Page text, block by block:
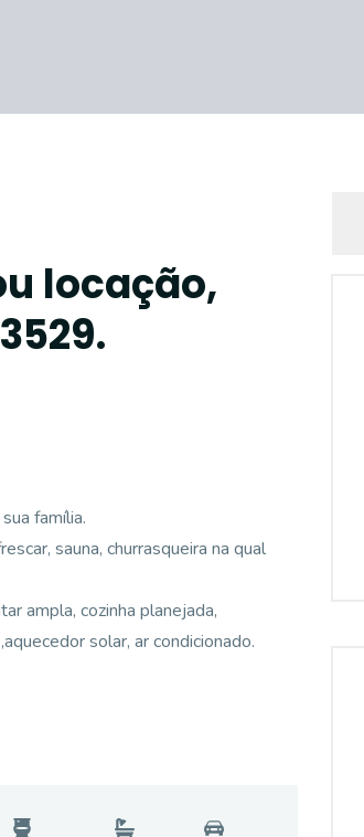
locação,
família.
sauna, churrasqueira na qual
ampla, cozinha planejada,
solar, ar condicionado.